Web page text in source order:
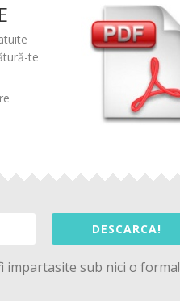
te
DESCARCA!
sub nici o forma!